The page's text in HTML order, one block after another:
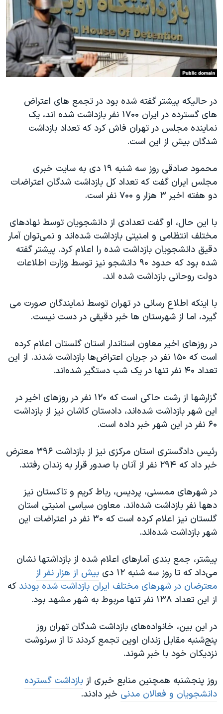
فرهنگ و زندگی
حقوق شهروندی
اقتصادی
علم و فناوری
گالری عکس
آرشیو پخش زنده
مستندها
انتخابات ریاست جمهوری آمریکا ۲۰۲۴
حمله جمهوری اسلامی به اسرائیل
رمز مهسا
اعتراضات زن، زندگی، آزادی
مجموعه مستندهای دادخواهی
تریبونال مردمی آبان ۹۸
چهل سال گروگان‌گیری
قانون شفافیت دارائی کادر رهبری ایران
اسرائیل در جنگ
نرگس محمدی برنده جایزه نوبل صلح
همایش محافظه‌کاران آمریکا «سی‌پک»
صفحه‌های ویژه
دنبال کنید
زبانهای مختلف
در حالیکه پیشتر گفته شده بود در تجمع های اعتراض
های گسترده در ایران ۱۷۰۰ نفر بازداشت شده اند، یک
نماینده مجلس در تهران فاش کرد که تعداد بازداشت
شدگان بیش از این است.
محمود صادقی روز سه شنبه ۱۹ دی به سایت خبری
مجلس ایران گفت که تعداد کل بازداشت شدگان اعتراضات
دو هفته اخیر ۳ هزار و ۷۰۰ نفر است.
با این حال، او گفت تعدادی از دانشجویان توسط نهادهای
مختلف انتظامی و امنیتی بازداشت شده‌اند و نمی‌توان آمار
دقیق دانشجویان بازداشت شده را اعلام کرد. پیشتر گفته
شده بود که حدود ۹۰ دانشجو نیز توسط وزارت اطلاعات
دولت روحانی بازداشت شده اند.
با اینکه اطلاع رسانی در تهران توسط نمایندگان صورت می
گیرد، اما از شهرستان ها خبر دقیقی در دست نیست.
در روزهای اخیر معاون استاندار استان گلستان اعلام کرده
است که ۱۵۰ نفر در جریان اعتراض
ها بازداشت شدند. از این
تعداد ۴۰ نفر تنها در یک شب دستگیر شده
اند.
گزارشها از رشت حاکی است که ۱۲۰ نفر در روزهای اخیر در
این شهر بازداشت شدهاند، دادستان کاشان نیز از بازداشت
۶۰ نفر در این شهر خبر داده است.
رئیس دادگستری استان مرکزی نیز از بازداشت ۳۹۶ معترض
خبر داد که ۲۹۴ نفر از آنان با صدور قرار به زندان رفتند.
در شهرهای ممسنی، پردیس، رباط کریم و تاکستان نیز
دهها نفر بازداشت شدهاند. معاون سیاسی امنیتی استان
گلستان نیز اعلام کرده است که ۳۰ نفر در اعتراضات این
شهر بازداشت شدهاند.
پیشتر، جمع بندی آمارهای اعلام شده از بازداشتها نشان
میداد که تا روز سه شنبه ۱۲ دی
بیش از هزار نفر از
معترضان در شهرهای مختلف ایران بازداشت شده بودندکه
از این تعداد ۱۳۸ نفر تنها مربوط به شهر مشهد بود.
در این بین، خانوادههای بازداشت شدگان تهران روز
پنجشنبه مقابل زندان اوین تجمع کردند تا از سرنوشت
نزدیکان خود با خبر شوند.
روز پنجشنبه همچنین منابع خبری از بازداشت گسترده
دانشجویان و فعالان مدنی خبر دادند.